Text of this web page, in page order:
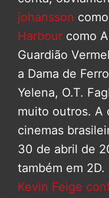
johansson
Harbour como
Guardião
a Dama de
Yelena, O.T.
muito outros. A
cinemas
30 de abril de
também em 2D.
Kevin Feige